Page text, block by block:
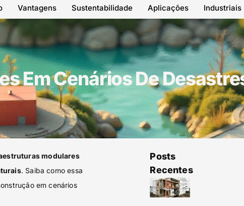
Vantagens Sustentabilidade Aplicações Industriais
Em Cenários De
modulares
. Saiba como essa
em cenários
Posts
Recentes